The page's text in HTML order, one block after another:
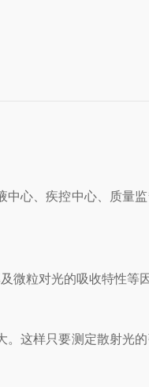
、疾控中心、质量
粒对光的吸收特性等因
样只要测定散射光